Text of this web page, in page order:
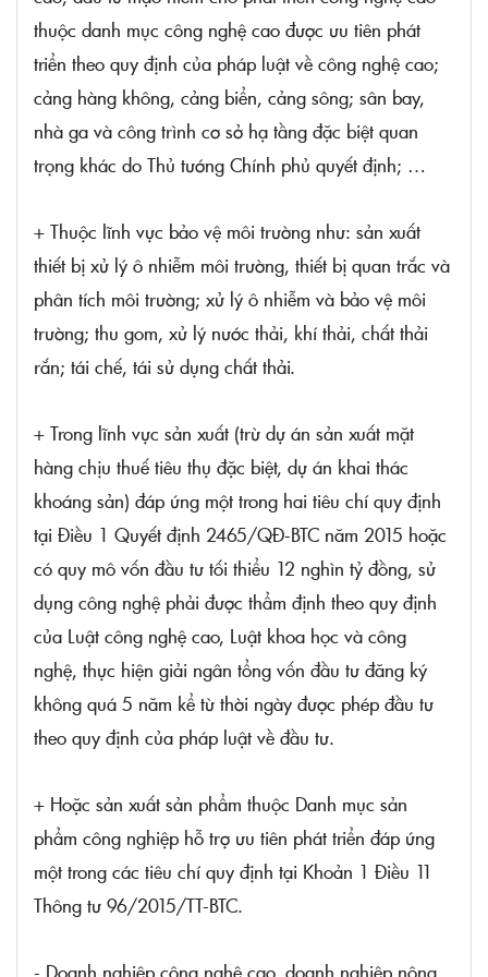
thuộc danh mục công nghệ cao được ưu tiên phát
triển theo quy định của pháp luật về công nghệ cao;
cảng hàng không, cảng biển, cảng sông; sân bay,
nhà ga và công trình cơ sở hạ tầng đặc biệt quan
trọng khác do Thủ tướng Chính phủ quyết định; …
+ Thuộc lĩnh vực bảo vệ môi trường như: sản xuất
thiết bị xử lý ô nhiễm môi trường, thiết bị quan trắc và
phân tích môi trường; xử lý ô nhiễm và bảo vệ môi
trường; thu gom, xử lý nước thải, khí thải, chất thải
rắn; tái chế, tái sử dụng chất thải.
+ Trong lĩnh vực sản xuất (trừ dự án sản xuất mặt
hàng chịu thuế tiêu thụ đặc biệt, dự án khai thác
khoáng sản) đáp ứng một trong hai tiêu chí quy định
tại Điều 1 Quyết định 2465/QĐ-BTC năm 2015 hoặc
có quy mô vốn đầu tư tối thiểu 12 nghìn tỷ đồng, sử
dụng công nghệ phải được thẩm định theo quy định
của Luật công nghệ cao, Luật khoa học và công
nghệ, thực hiện giải ngân tổng vốn đầu tư đăng ký
không quá 5 năm kể từ thời ngày được phép đầu tư
theo quy định của pháp luật về đầu tư.
+ Hoặc sản xuất sản phẩm thuộc Danh mục sản
phẩm công nghiệp hỗ trợ ưu tiên phát triển đáp ứng
một trong các tiêu chí quy định tại Khoản 1 Điều 11
Thông tư 96/2015/TT-BTC.